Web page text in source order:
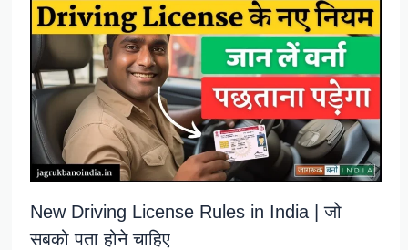
New Driving License Rules in India | जो
सबको पता होने चाहिए